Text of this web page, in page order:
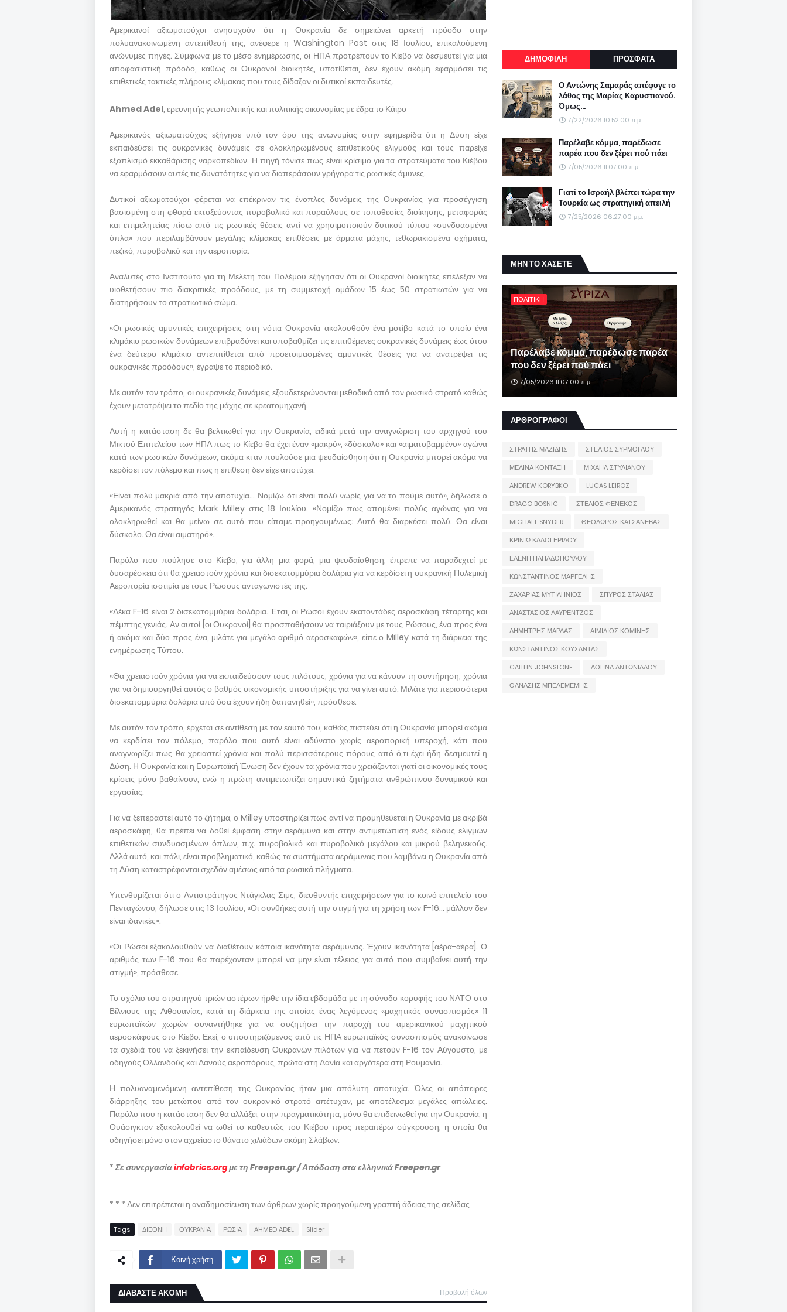
Αμερικανοί αξιωματούχοι ανησυχούν ότι η Ουκρανία δε σημειώνει αρκετή πρόοδο στην
πολυανακοινωμένη αντεπίθεσή της, ανέφερε η Washington Post στις 18 Ιουλίου, επικαλούμενη
ανώνυμες πηγές. Σύμφωνα με το μέσο ενημέρωσης, οι ΗΠΑ προτρέπουν το Κίεβο να δεσμευτεί για μια
αποφασιστική πρόοδο, καθώς οι Ουκρανοί διοικητές, υποτίθεται, δεν έχουν ακόμη εφαρμόσει τις
επιθετικές τακτικές πλήρους κλίμακας που τους δίδαξαν οι δυτικοί εκπαιδευτές.
Ahmed Adel, ερευνητής γεωπολιτικής και πολιτικής οικονομίας με έδρα το Κάιρο
Αμερικανός αξιωματούχος εξήγησε υπό τον όρο της ανωνυμίας στην εφημερίδα ότι η Δύση είχε
εκπαιδεύσει τις ουκρανικές δυνάμεις σε ολοκληρωμένους επιθετικούς ελιγμούς και τους παρείχε
εξοπλισμό εκκαθάρισης ναρκοπεδίων. Η πηγή τόνισε πως είναι κρίσιμο για τα στρατεύματα του Κιέβου
να εφαρμόσουν αυτές τις δυνατότητες για να διαπεράσουν γρήγορα τις ρωσικές άμυνες.
Δυτικοί αξιωματούχοι φέρεται να επέκριναν τις ένοπλες δυνάμεις της Ουκρανίας για προσέγγιση
βασισμένη στη φθορά εκτοξεύοντας πυροβολικό και πυραύλους σε τοποθεσίες διοίκησης, μεταφοράς
και επιμελητείας πίσω από τις ρωσικές θέσεις αντί να χρησιμοποιούν δυτικού τύπου «συνδυασμένα
όπλα» που περιλαμβάνουν μεγάλης κλίμακας επιθέσεις με άρματα μάχης, τεθωρακισμένα οχήματα,
πεζικό, πυροβολικό και την αεροπορία.
Αναλυτές στο Ινστιτούτο για τη Μελέτη του Πολέμου εξήγησαν ότι οι Ουκρανοί διοικητές επέλεξαν να
υιοθετήσουν πιο διακριτικές προόδους, με τη συμμετοχή ομάδων 15 έως 50 στρατιωτών για να
διατηρήσουν το στρατιωτικό σώμα.
«Οι ρωσικές αμυντικές επιχειρήσεις στη νότια Ουκρανία ακολουθούν ένα μοτίβο κατά το οποίο ένα
κλιμάκιο ρωσικών δυνάμεων επιβραδύνει και υποβαθμίζει τις επιτιθέμενες ουκρανικές δυνάμεις έως ότου
ένα δεύτερο κλιμάκιο αντεπιτίθεται από προετοιμασμένες αμυντικές θέσεις για να ανατρέψει τις
ουκρανικές προόδους», έγραψε το περιοδικό.
Με αυτόν τον τρόπο, οι ουκρανικές δυνάμεις εξουδετερώνονται μεθοδικά από τον ρωσικό στρατό καθώς
έχουν μετατρέψει το πεδίο της μάχης σε κρεατομηχανή.
Αυτή η κατάσταση δε θα βελτιωθεί για την Ουκρανία, ειδικά μετά την αναγνώριση του αρχηγού του
Μικτού Επιτελείου των ΗΠΑ πως το Κίεβο θα έχει έναν «μακρύ», «δύσκολο» και «αιματοβαμμένο» αγώνα
κατά των ρωσικών δυνάμεων, ακόμα κι αν πουλούσε μια ψευδαίσθηση ότι η Ουκρανία μπορεί ακόμα να
κερδίσει τον πόλεμο και πως η επίθεση δεν είχε αποτύχει.
«Είναι πολύ μακριά από την αποτυχία... Νομίζω ότι είναι πολύ νωρίς για να το πούμε αυτό», δήλωσε ο
Αμερικανός στρατηγός Mark Milley στις 18 Ιουλίου. «Νομίζω πως απομένει πολύς αγώνας για να
ολοκληρωθεί και θα μείνω σε αυτό που είπαμε προηγουμένως: Αυτό θα διαρκέσει πολύ. Θα είναι
δύσκολο. Θα είναι αιματηρό».
Παρόλο που πούλησε στο Κίεβο, για άλλη μια φορά, μια ψευδαίσθηση, έπρεπε να παραδεχτεί με
δυσαρέσκεια ότι θα χρειαστούν χρόνια και δισεκατομμύρια δολάρια για να κερδίσει η ουκρανική Πολεμική
Αεροπορία ισοτιμία με τους Ρώσους ανταγωνιστές της.
«Δέκα F-16 είναι 2 δισεκατομμύρια δολάρια. Έτσι, οι Ρώσοι έχουν εκατοντάδες αεροσκάφη τέταρτης και
πέμπτης γενιάς. Αν αυτοί [οι Ουκρανοί] θα προσπαθήσουν να ταιριάξουν με τους Ρώσους, ένα προς ένα
ή ακόμα και δύο προς ένα, μιλάτε για μεγάλο αριθμό αεροσκαφών», είπε ο Milley κατά τη διάρκεια της
ενημέρωσης Τύπου.
«Θα χρειαστούν χρόνια για να εκπαιδεύσουν τους πιλότους, χρόνια για να κάνουν τη συντήρηση, χρόνια
για να δημιουργηθεί αυτός ο βαθμός οικονομικής υποστήριξης για να γίνει αυτό. Μιλάτε για περισσότερα
δισεκατομμύρια δολάρια από όσα έχουν ήδη δαπανηθεί», πρόσθεσε.
Με αυτόν τον τρόπο, έρχεται σε αντίθεση με τον εαυτό του, καθώς πιστεύει ότι η Ουκρανία μπορεί ακόμα
να κερδίσει τον πόλεμο, παρόλο που αυτό είναι αδύνατο χωρίς αεροπορική υπεροχή, κάτι που
αναγνωρίζει πως θα χρειαστεί χρόνια και πολύ περισσότερους πόρους από ό,τι έχει ήδη δεσμευτεί η
Δύση. Η Ουκρανία και η Ευρωπαϊκή Ένωση δεν έχουν τα χρόνια που χρειάζονται γιατί οι οικονομικές τους
κρίσεις μόνο βαθαίνουν, ενώ η πρώτη αντιμετωπίζει σημαντικά ζητήματα ανθρώπινου δυναμικού και
εργασίας.
Για να ξεπεραστεί αυτό το ζήτημα, ο Milley υποστηρίζει πως αντί να προμηθεύεται η Ουκρανία με ακριβά
αεροσκάφη, θα πρέπει να δοθεί έμφαση στην αεράμυνα και στην αντιμετώπιση ενός είδους ελιγμών
επιθετικών συνδυασμένων όπλων, π.χ. πυροβολικό και πυροβολικό μεγάλου και μικρού βεληνεκούς.
Αλλά αυτό, και πάλι, είναι προβληματικό, καθώς τα συστήματα αεράμυνας που λαμβάνει η Ουκρανία από
τη Δύση καταστρέφονται σχεδόν αμέσως από τα ρωσικά πλήγματα.
Υπενθυμίζεται ότι ο Αντιστράτηγος Ντάγκλας Σιμς, διευθυντής επιχειρήσεων για το κοινό επιτελείο του
Πενταγώνου, δήλωσε στις 13 Ιουλίου, «Οι συνθήκες αυτή την στιγμή για τη χρήση των F-16… μάλλον δεν
είναι ιδανικές».
«Οι Ρώσοι εξακολουθούν να διαθέτουν κάποια ικανότητα αεράμυνας. Έχουν ικανότητα [αέρα-αέρα]. Ο
αριθμός των F-16 που θα παρέχονταν μπορεί να μην είναι τέλειος για αυτό που συμβαίνει αυτή την
στιγμή», πρόσθεσε.
Το σχόλιο του στρατηγού τριών αστέρων ήρθε την ίδια εβδομάδα με τη σύνοδο κορυφής του ΝΑΤΟ στο
Βίλνιους της Λιθουανίας, κατά τη διάρκεια της οποίας ένας λεγόμενος «μαχητικός συνασπισμός» 11
ευρωπαϊκών χωρών συναντήθηκε για να συζητήσει την παροχή του αμερικανικού μαχητικού
αεροσκάφους στο Κίεβο. Εκεί, ο υποστηριζόμενος από τις ΗΠΑ ευρωπαϊκός συνασπισμός ανακοίνωσε
τα σχέδιά του να ξεκινήσει την εκπαίδευση Ουκρανών πιλότων για να πετούν F-16 τον Αύγουστο, με
οδηγούς Ολλανδούς και Δανούς αεροπόρους, πρώτα στη Δανία και αργότερα στη Ρουμανία.
Η πολυαναμενόμενη αντεπίθεση της Ουκρανίας ήταν μια απόλυτη αποτυχία. Όλες οι απόπειρες
διάρρηξης του μετώπου από τον ουκρανικό στρατό απέτυχαν, με αποτέλεσμα μεγάλες απώλειες.
Παρόλο που η κατάσταση δεν θα αλλάξει, στην πραγματικότητα, μόνο θα επιδεινωθεί για την Ουκρανία, η
Ουάσιγκτον εξακολουθεί να ωθεί το καθεστώς του Κιέβου προς περαιτέρω σύγκρουση, η οποία θα
οδηγήσει μόνο στον αχρείαστο θάνατο χιλιάδων ακόμη Σλάβων.
*Σε συνεργασίαinfobrics.orgμε τη Freepen.gr / Απόδοση στα ελληνικά Freepen.gr
* * * Δεν επιτρέπεται η αναδημοσίευση των άρθρων χωρίς προηγούμενη γραπτή άδειας της σελίδας
Tags ΔΙΕΘΝΗ ΟΥΚΡΑΝΙΑ ΡΩΣΙΑ AHMED ADEL Slider
Κοινή χρήση
ΔΙΑΒΑΣΤΕ ΑΚΌΜΗ Προβολή όλων
ΔΗΜΟΦΙΛΗ ΠΡΟΣΦΑΤΑ
Ο Αντώνης Σαμαράς απέφυγε το
λάθος της Μαρίας Καρυστιανού.
Όμως...
7/22/2026 10:52:00 π.μ.
Παρέλαβε κόμμα, παρέδωσε
παρέα που δεν ξέρει πού πάει
7/05/2026 11:07:00 π.μ.
Γιατί το Ισραήλ βλέπει τώρα την
Τουρκία ως στρατηγική απειλή
7/25/2026 06:27:00 μ.μ.
ΜΗΝ ΤΟ ΧΑΣΕΤΕ
ΠΟΛΙΤΙΚΗ
Παρέλαβε κόμμα, παρέδωσε παρέα
που δεν ξέρει πού πάει
7/05/2026 11:07:00 π.μ.
ΑΡΘΡΟΓΡΑΦΟΙ
ΣΤΡΑΤΗΣ ΜΑΖΙΔΗΣ
ΣΤΕΛΙΟΣ ΣΥΡΜΟΓΛΟΥ
ΜΕΛΙΝΑ ΚΟΝΤΑΞΗ
ΜΙΧΑΗΛ ΣΤΥΛΙΑΝΟΥ
ANDREW KORYBKO
LUCAS LEIROZ
DRAGO BOSNIC
ΣΤΕΛΙΟΣ ΦΕΝΕΚΟΣ
MICHAEL SNYDER
ΘΕΟΔΩΡΟΣ ΚΑΤΣΑΝΕΒΑΣ
ΚΡΙΝΙΩ ΚΑΛΟΓΕΡΙΔΟΥ
ΕΛΕΝΗ ΠΑΠΑΔΟΠΟΥΛΟΥ
ΚΩΝΣΤΑΝΤΙΝΟΣ ΜΑΡΓΕΛΗΣ
ΖΑΧΑΡΙΑΣ ΜΥΤΙΛΗΝΙΟΣ
ΣΠΥΡΟΣ ΣΤΑΛΙΑΣ
ΑΝΑΣΤΑΣΙΟΣ ΛΑΥΡΕΝΤΖΟΣ
ΔΗΜΗΤΡΗΣ ΜΑΡΔΑΣ
ΑΙΜΙΛΙΟΣ ΚΟΜΙΝΗΣ
ΚΩΝΣΤΑΝΤΙΝΟΣ ΚΟΥΣΑΝΤΑΣ
CAITLIN JOHNSTONE
ΑΘΗΝΑ ΑΝΤΩΝΙΑΔΟΥ
ΘΑΝΑΣΗΣ ΜΠΕΛΕΜΕΜΗΣ